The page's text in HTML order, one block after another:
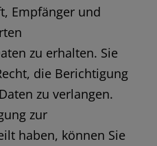
Empfänger und
zu erhalten. Sie
die Berichtigung
zu verlangen.
zur
haben, können Sie